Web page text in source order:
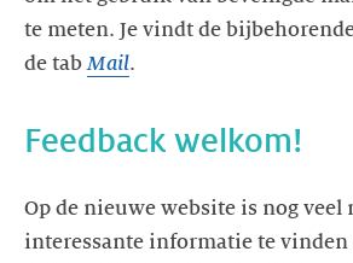
te meten. Je vindt de
de tabMail.
Feedback welkom!
Op de nieuwe website is nog veel
interessante informatie te vinden